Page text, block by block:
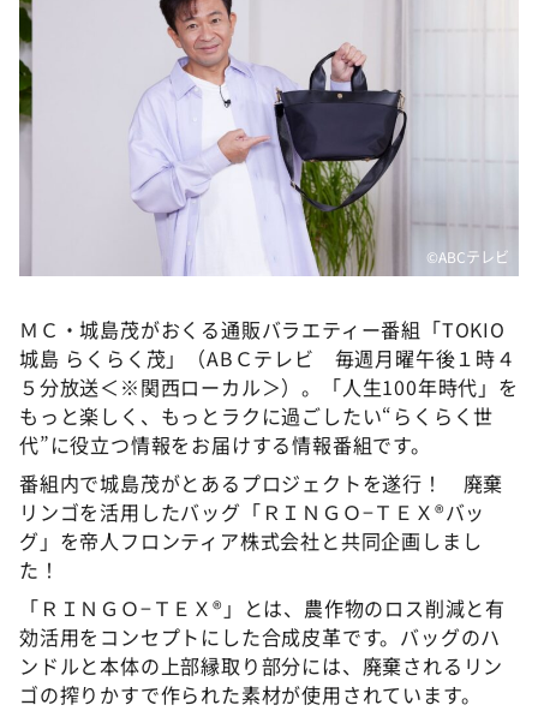
news おかえり
河合＆A.B.C-Z塚田×福井アナ「なんでやねん！？」
（news おかえり）
DAIGOも台所 ～きょうの献立 何にする？～
本日はダイアンなり！シーズン２
朝だ！生です旅サラダ
教えて！ニュースライブ 正義のミカタ
新婚さんいらっしゃい！
ポツンと一軒家
ザキ山小屋本館
ぺこぱのまるスポ
アナ回覧板
©️ABCテレビ
ＭＣ・城島茂がおくる通販バラエティー番組「TOKIO
城島 らくらく茂」（ABＣテレビ 毎週月曜午後１時４
５分放送＜※関西ローカル＞）。「人生100年時代」を
もっと楽しく、もっとラクに過ごしたい“らくらく世
代”に役立つ情報をお届けする情報番組です。
番組内で城島茂がとあるプロジェクトを遂行！ 廃棄
リンゴを活用したバッグ「ＲＩＮＧＯ−ＴＥＸ®バッ
グ」を帝人フロンティア株式会社と共同企画しまし
た！
「ＲＩＮＧＯ−ＴＥＸ®」とは、農作物のロス削減と有
効活用をコンセプトにした合成皮革です。バッグのハ
ンドルと本体の上部縁取り部分には、廃棄されるリン
ゴの搾りかすで作られた素材が使用されています。